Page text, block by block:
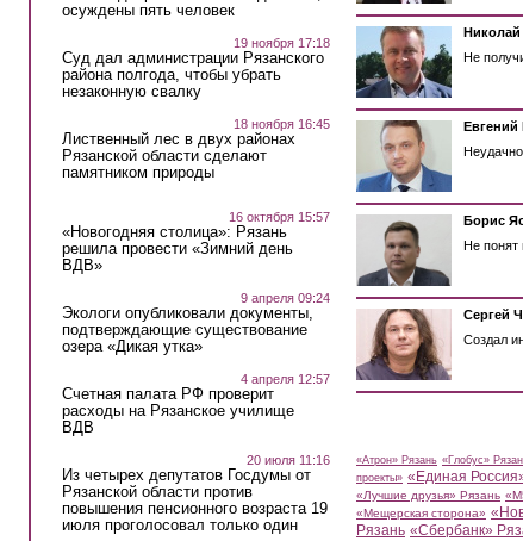
осуждены пять человек
19 ноября 17:18
Суд дал администрации Рязанского
района полгода, чтобы убрать
незаконную свалку
18 ноября 16:45
Лиственный лес в двух районах
Рязанской области сделают
памятником природы
16 октября 15:57
«Новогодняя столица»: Рязань
решила провести «Зимний день
ВДВ»
9 апреля 09:24
Экологи опубликовали документы,
подтверждающие существование
озера «Дикая утка»
4 апреля 12:57
Счетная палата РФ проверит
расходы на Рязанское училище
ВДВ
20 июля 11:16
Из четырех депутатов Госдумы от
Рязанской области против
повышения пенсионного возраста 19
июля проголосовал только один
Не
Евгений
Борис
Не понят
Сергей
Создал
«Атрон» Рязань «Глобус»
проекты» «Единая
«Лучшие друзья» Рязань
«Мещерская сторона»
Рязань «Сбербанк»